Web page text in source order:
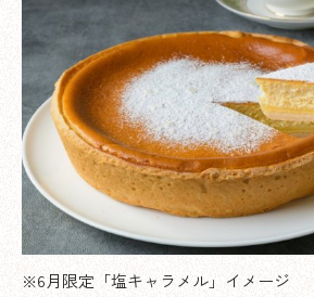
※6月限定「塩キャラメル」イメージ